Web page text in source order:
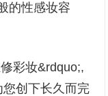
的性感妆容
彩妆&rdquo;,
创下长久而完